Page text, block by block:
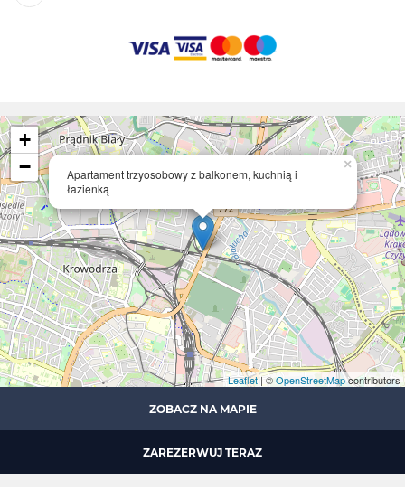
Apartament trzyosobowy z balkonem, kuchnią i
łazienką
×
+
−
Leaflet| ©OpenStreetMapcontributors
ZOBACZ NA MAPIE
ZAREZERWUJ TERAZ